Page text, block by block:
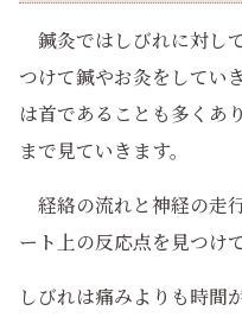
鍼灸ではしびれに対し
つけて鍼やお灸をしてい
は首であることも多くあ
まで見ていきます。
経絡の流れと神経の走
ート上の反応点を見つけ
しびれは痛みよりも時間